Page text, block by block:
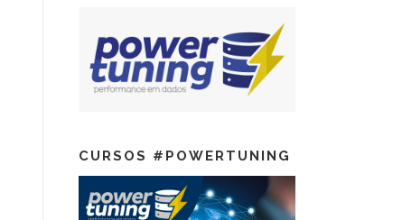
CURSOS #POWERTUNING